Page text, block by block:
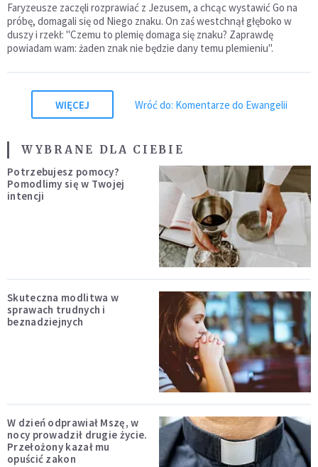
Faryzeusze zaczęli rozprawiać z Jezusem, a chcąc wystawić Go na
próbę, domagali się od Niego znaku. On zaś westchnął głęboko w
duszy i rzekł: "Czemu to plemię domaga się znaku? Zaprawdę
powiadam wam: żaden znak nie będzie dany temu plemieniu".
WIĘCEJ Wróć do: Komentarze do Ewangelii
WYBRANE DLA CIEBIE
Potrzebujesz pomocy?
Pomodlimy się w Twojej
intencji
Skuteczna modlitwa w
sprawach trudnych i
beznadziejnych
W dzień odprawiał Mszę, w
nocy prowadził drugie życie.
Przełożony kazał mu
opuścić zakon